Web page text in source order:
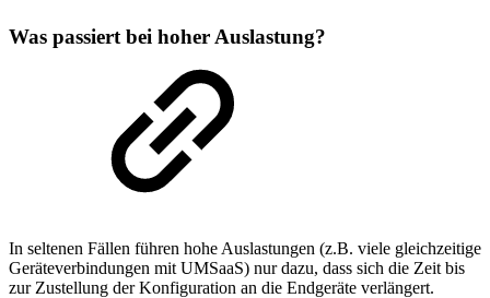
Was passiert bei hoher Auslastung?
In seltenen Fällen führen hohe Auslastungen (z.B. viele gleichzeitige
Geräteverbindungen mit UMSaaS) nur dazu, dass sich die Zeit bis
zur Zustellung der Konfiguration an die Endgeräte verlängert.